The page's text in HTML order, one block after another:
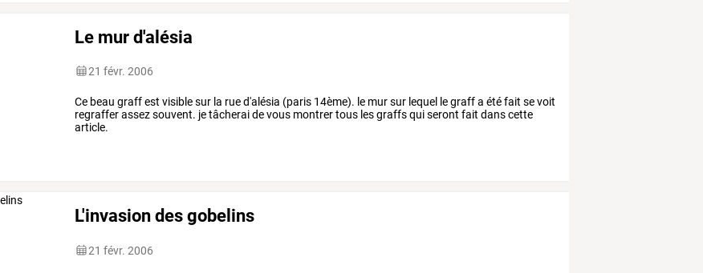
Le mur d'alésia
21 févr. 2006
Ce beau graff est visible sur la rue d'alésia (paris 14ème). le mur sur lequel le graff a été fait se voit
regraffer assez souvent. je tâcherai de vous montrer tous les graffs qui seront fait dans cette
article.
L'invasion des gobelins
21 févr. 2006